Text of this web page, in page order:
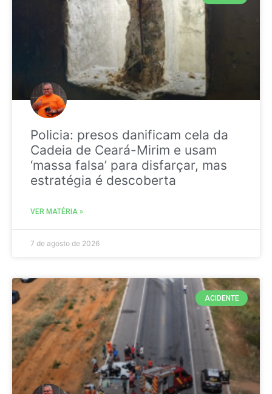
Policia: presos danificam cela da
Cadeia de Ceará-Mirim e usam
‘massa falsa’ para disfarçar, mas
estratégia é descoberta
VER MATÉRIA »
7 de agosto de 2026
ACIDENTE